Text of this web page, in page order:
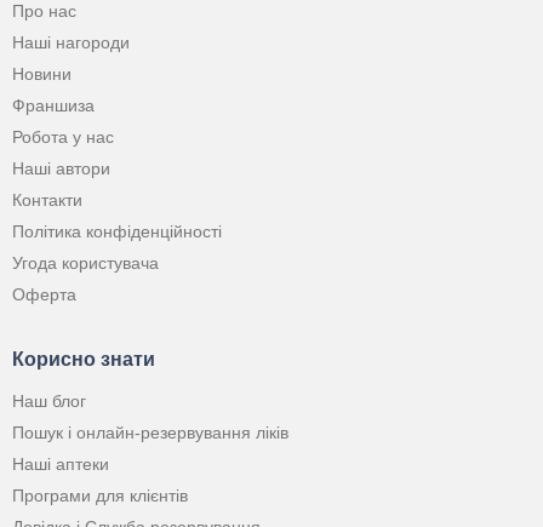
Про нас
Наші нагороди
Новини
Франшиза
Робота у нас
Наші автори
Контакти
Політика конфіденційності
Угода користувача
Оферта
Корисно знати
Наш блог
Пошук і онлайн-резервування ліків
Наші аптеки
Програми для клієнтів